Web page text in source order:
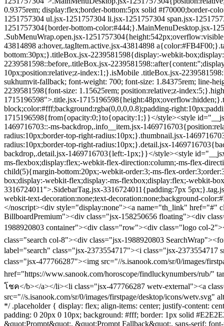
col-2"><div class="jsx-2351424634 Logo"><a class="jsx-2351424634" href="https://www.sanook.com/"><span class="jsx-2351424634">ข่าว ดูดวง ตรวจหวย ไลฟ์สไตล์ กีฬา รถยนต์ เศรษฐกิจ</span></a></div></div><div class="search col-8"><div class="jsx-1988920803 SearchWrap"><form class="jsx-2373554717 Search"><label